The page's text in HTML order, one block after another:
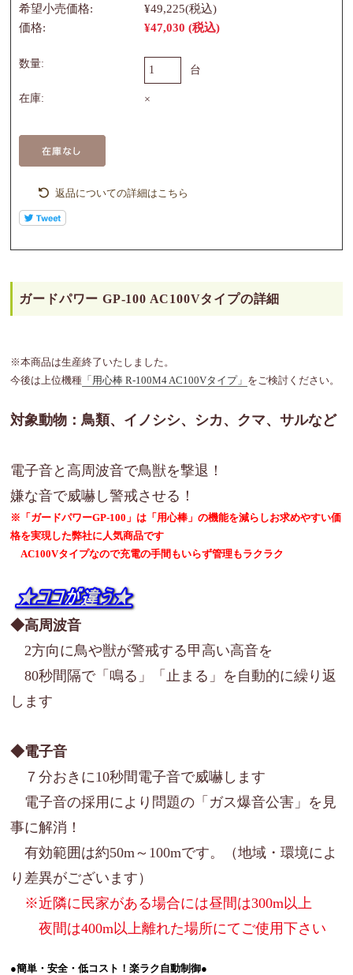
希望小売価格: ¥49,225(税込)
価格:
¥47,030 (税込)
数量:
台
在庫: ×
返品についての詳細はこちら
ガードパワー GP-100 AC100Vタイプの詳細
※本商品は生産終了いたしました。
今後は上位機種 「用心棒 R-100M4 AC100Vタイプ」 をご検討ください。
対象動物：鳥類、イノシシ、シカ、クマ、サルなど
電子音と高周波音で鳥獣を撃退！
嫌な音で威嚇し警戒させる！
※「ガードパワーGP-100」は「用心棒」の機能を減らしお求めやすい価
格を実現した弊社に人気商品です
AC100Vタイプなので充電の手間もいらず管理もラクラク
◆高周波音
2方向に鳥や獣が警戒する甲高い高音を
80秒間隔で「鳴る」「止まる」を自動的に繰り返
します
◆電子音
７分おきに10秒間電子音で威嚇します
電子音の採用により問題の「ガス爆音公害」を見
事に解消！
有効範囲は約50m～100mです。（地域・環境によ
り差異がございます）
※近隣に民家がある場合には昼間は300m以上
夜間は400m以上離れた場所にてご使用下さい
●簡単・安全・低コスト！楽ラク自動制御●